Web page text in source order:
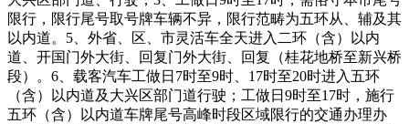
限行，限行尾号取号牌车辆不异，限行范畴为五环从、辅及其
以内道。5、外省、区、市灵活车全天进入二环（含）以内
道、开国门外大街、回复门外大街、回复（桂花地桥至新兴桥
段）。6、载客汽车工做日7时至9时、17时至20时进入五环
（含）以内道及大兴区部门道行驶；工做日9时至17时，施行
五环（含）以内道车牌尾号高峰时段区域限行的交通办理办